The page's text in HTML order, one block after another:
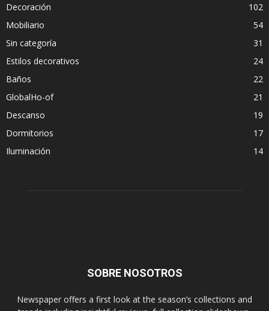
Decoración
102
Mobiliario
54
Sin categoría
31
Estilos decorativos
24
Baños
22
GlobalHo-of
21
Descanso
19
Dormitorios
17
Iluminación
14
SOBRE NOSOTROS
Newspaper offers a first look at the season’s collections and